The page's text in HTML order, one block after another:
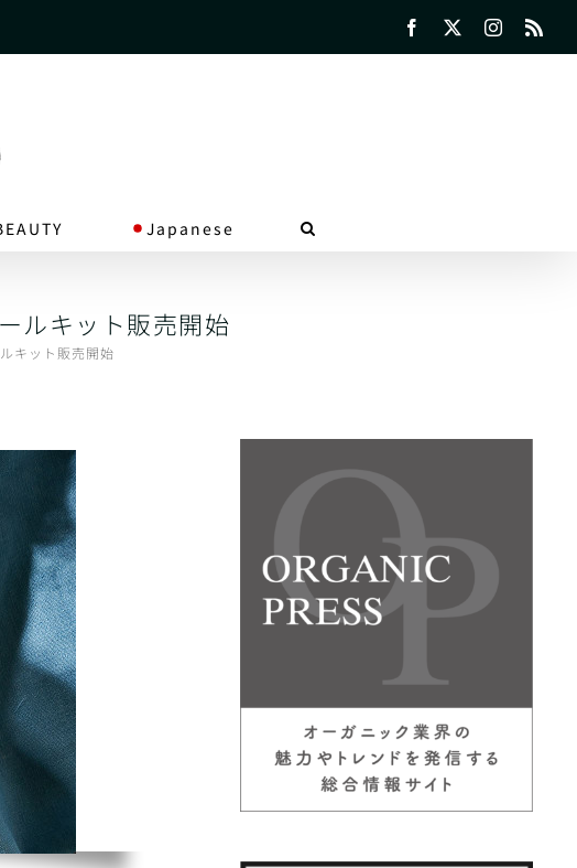
Facebook
Japanese
ルキット販売開始
キット販売開始